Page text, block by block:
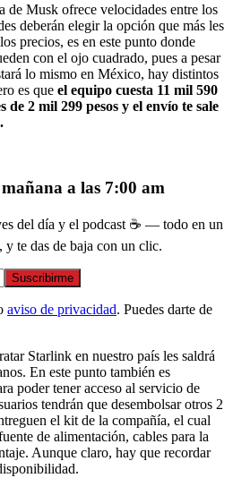
de Musk ofrece velocidades entre los
deberán elegir la opción que más les
precios, es en este punto donde
con el ojo cuadrado, pues a pesar
lo mismo en México, hay distintos
es que el equipo cuesta 11 mil 590
de 2 mil 299 pesos y el envío te sale
a las 7:00 am
del día y el podcast ☕ — todo en un
te das de baja con un clic.
Suscribirme
aviso de privacidad. Puedes darte de
Starlink en nuestro país les saldrá
En este punto también es
poder tener acceso al servicio de
tendrán que desembolsar otros 2
el kit de la compañía, el cual
de alimentación, cables para la
Aunque claro, hay que recordar